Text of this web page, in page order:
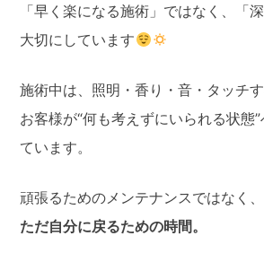
「早く楽になる施術」ではなく、「
大切にしています
施術中は、照明・香り・音・タッチす
お客様が“何も考えずにいられる状態
ています。
頑張るためのメンテナンスではなく、
ただ自分に戻るための時間。